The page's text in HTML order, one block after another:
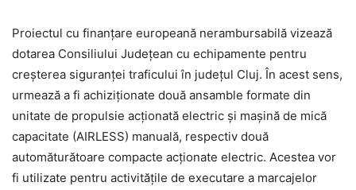
Proiectul cu finanțare europeană nerambursabilă vizează
dotarea Consiliului Județean cu echipamente pentru
creșterea siguranței traficului în județul Cluj. În acest sens,
urmează a fi achiziționate două ansamble formate din
unitate de propulsie acţionată electric și maşină de mică
capacitate (AIRLESS) manuală, respectiv două
automăturătoare compacte acţionate electric. Acestea vor
fi utilizate pentru activităţile de executare a marcajelor